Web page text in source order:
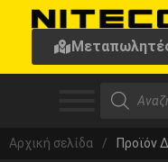
Αρχική σελίδα / Προϊόν